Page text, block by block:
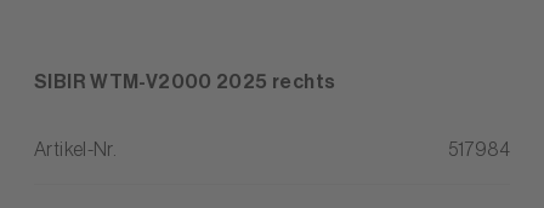
SIBIR WTM-V2000 2025 rechts
Artikel-Nr. 517984